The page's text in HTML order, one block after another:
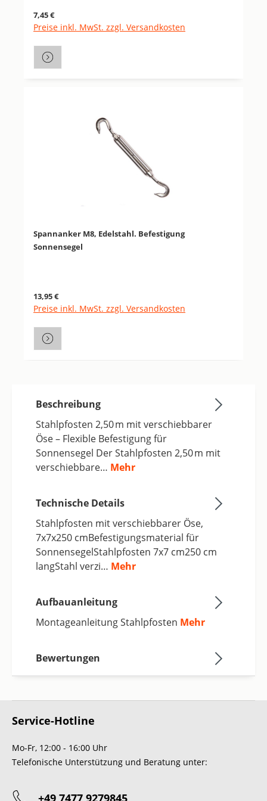
Regulärer Preis:
7,45 €
Preise inkl. MwSt. zzgl. Versandkosten
Spannanker M8, Edelstahl. Befestigung
Sonnensegel
Regulärer Preis:
13,95 €
Preise inkl. MwSt. zzgl. Versandkosten
Beschreibung
Stahlpfosten 2,50 m mit verschiebbarer
Öse – Flexible Befestigung für
Sonnensegel Der Stahlpfosten 2,50 m mit
verschiebbare… Mehr
Technische Details
Stahlpfosten mit verschiebbarer Öse,
7x7x250 cmBefestigungsmaterial für
SonnensegelStahlpfosten 7x7 cm250 cm
langStahl verzi… Mehr
Aufbauanleitung
Montageanleitung Stahlpfosten Mehr
Bewertungen
Service-Hotline
Mo-Fr, 12:00 - 16:00 Uhr
Telefonische Unterstützung und Beratung unter:
+49 7477 9279845